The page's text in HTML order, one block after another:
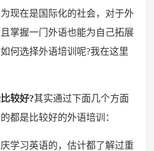
现在是国际化的社会，对于外
掌握一门外语也能为自己拓展
何选择外语培训呢?我在这里
较好?其实通过下面几个方面
都是比较好的外语培训：
学习英语的，估计都了解过重